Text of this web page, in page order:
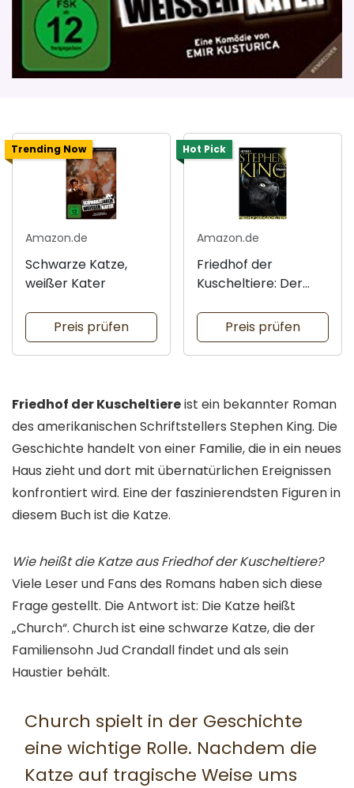
Trending Now
Amazon.de
Schwarze Katze,
weißer Kater
Preis prüfen
Hot Pick
Amazon.de
Friedhof der
Kuscheltiere: Der
Preis prüfen
Friedhof der Kuscheltiereist ein bekannter Roman
des amerikanischen Schriftstellers Stephen King. Die
Geschichte handelt von einer Familie, die in ein neues
Haus zieht und dort mit übernatürlichen Ereignissen
konfrontiert wird. Eine der faszinierendsten Figuren in
diesem Buch ist die Katze.
Wie heißt die Katze aus Friedhof der Kuscheltiere?
Viele Leser und Fans des Romans haben sich diese
Frage gestellt. Die Antwort ist: Die Katze heißt
„Church“. Church ist eine schwarze Katze, die der
Familiensohn Jud Crandall findet und als sein
Haustier behält.
Church spielt in der Geschichte
eine wichtige Rolle. Nachdem die
Katze auf tragische Weise ums